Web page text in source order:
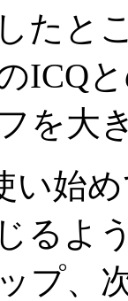
たと
ICQ
を大
始め
るよ
プ、